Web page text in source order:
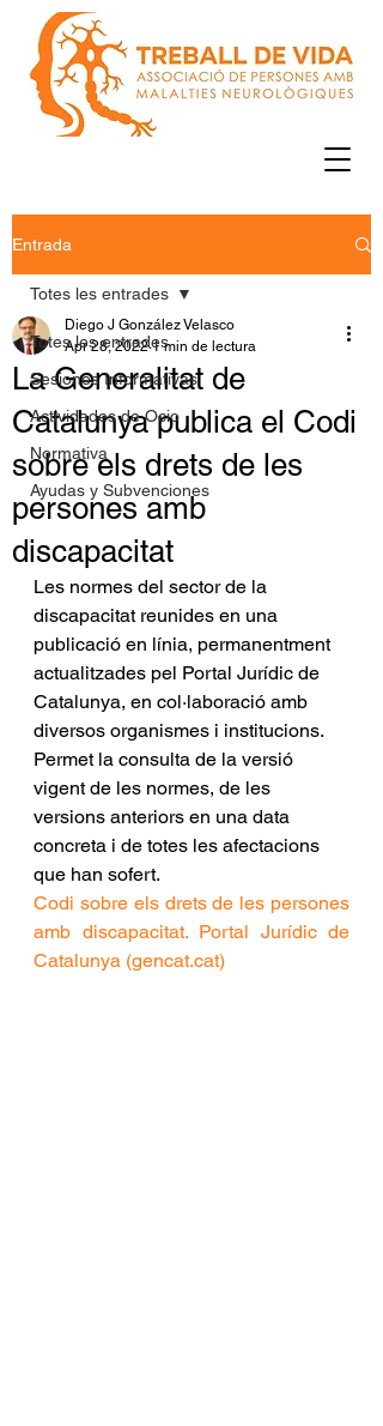
Entrada
Totes les entrades
Sesiones Informativas
Actividades de Ocio
Normativa
Ayudas y Subvenciones
Totes les entrades
La Generalitat de
Catalunya publica el Codi
sobre els drets de les
persones amb
discapacitat
Diego J González Velasco
Apr 28, 2022 1 min de lectura
Les normes del sector de la
discapacitat reunides en una
publicació en línia, permanentment
actualitzades pel Portal Jurídic de
Catalunya, en col·laboració amb
diversos organismes i institucions.
Permet la consulta de la versió
vigent de les normes, de les
versions anteriors en una data
concreta i de totes les afectacions
que han sofert.
Codi sobre els drets de les persones
amb discapacitat. Portal Jurídic de
Catalunya (gencat.cat)